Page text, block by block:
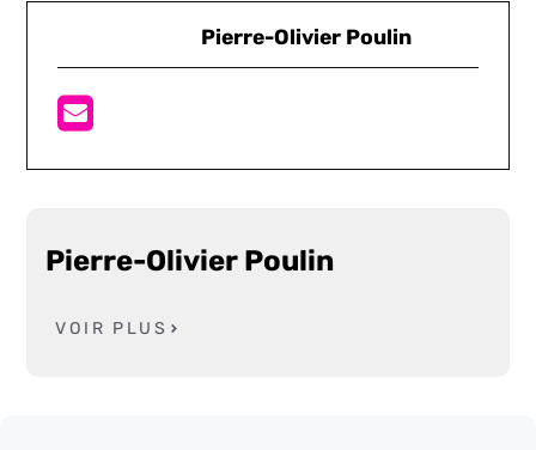
Pierre-Olivier Poulin
Pierre-Olivier Poulin
VOIR PLUS